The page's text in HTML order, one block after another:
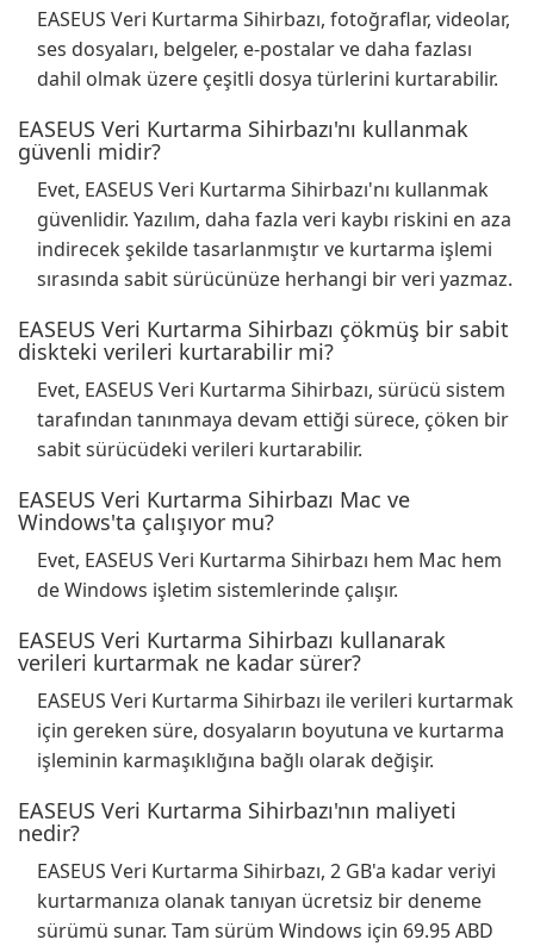
EASEUS Veri Kurtarma Sihirbazı, fotoğraflar, videolar,
ses dosyaları, belgeler, e-postalar ve daha fazlası
dahil olmak üzere çeşitli dosya türlerini kurtarabilir.
EASEUS Veri Kurtarma Sihirbazı'nı kullanmak
güvenli midir?
Evet, EASEUS Veri Kurtarma Sihirbazı'nı kullanmak
güvenlidir. Yazılım, daha fazla veri kaybı riskini en aza
indirecek şekilde tasarlanmıştır ve kurtarma işlemi
sırasında sabit sürücünüze herhangi bir veri yazmaz.
EASEUS Veri Kurtarma Sihirbazı çökmüş bir sabit
diskteki verileri kurtarabilir mi?
Evet, EASEUS Veri Kurtarma Sihirbazı, sürücü sistem
tarafından tanınmaya devam ettiği sürece, çöken bir
sabit sürücüdeki verileri kurtarabilir.
EASEUS Veri Kurtarma Sihirbazı Mac ve
Windows'ta çalışıyor mu?
Evet, EASEUS Veri Kurtarma Sihirbazı hem Mac hem
de Windows işletim sistemlerinde çalışır.
EASEUS Veri Kurtarma Sihirbazı kullanarak
verileri kurtarmak ne kadar sürer?
EASEUS Veri Kurtarma Sihirbazı ile verileri kurtarmak
için gereken süre, dosyaların boyutuna ve kurtarma
işleminin karmaşıklığına bağlı olarak değişir.
EASEUS Veri Kurtarma Sihirbazı'nın maliyeti
nedir?
EASEUS Veri Kurtarma Sihirbazı, 2 GB'a kadar veriyi
kurtarmanıza olanak tanıyan ücretsiz bir deneme
sürümü sunar. Tam sürüm Windows için 69.95 ABD